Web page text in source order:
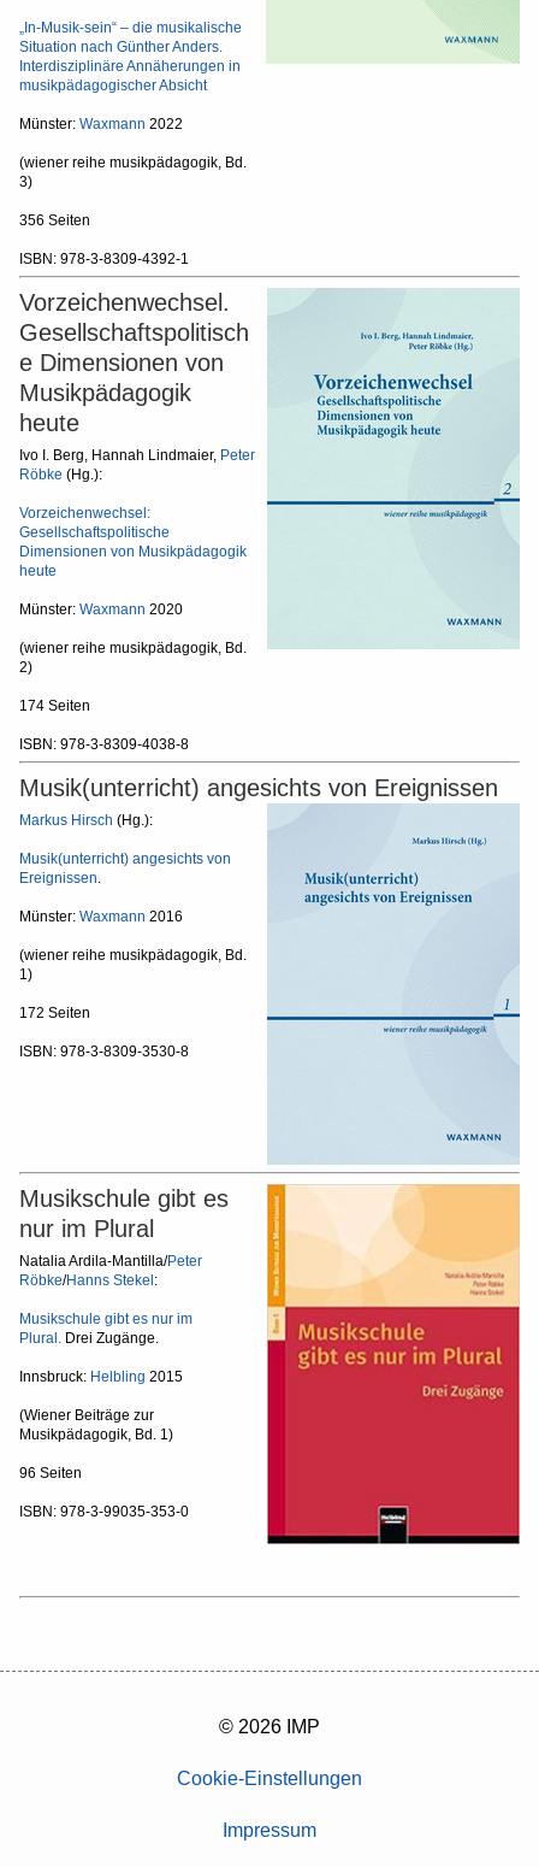
„In-Musik-sein“ – die musikalische
Situation nach Günther Anders.
Interdisziplinäre Annäherungen in
musikpädagogischer Absicht
Münster: Waxmann 2022
(wiener reihe musikpädagogik, Bd.
3)
356 Seiten
ISBN: 978-3-8309-4392-1
Vorzeichenwechsel.
Gesellschaftspolitisch
e Dimensionen von
Musikpädagogik
heute
Ivo I. Berg, Hannah Lindmaier, Peter
Röbke (Hg.):
Vorzeichenwechsel:
Gesellschaftspolitische
Dimensionen von Musikpädagogik
heute
Münster: Waxmann 2020
(wiener reihe musikpädagogik, Bd.
2)
174 Seiten
ISBN: 978-3-8309-4038-8
Musik(unterricht) angesichts von Ereignissen
Markus Hirsch (Hg.):
Musik(unterricht) angesichts von
Ereignissen.
Münster: Waxmann 2016
(wiener reihe musikpädagogik, Bd.
1)
172 Seiten
ISBN: 978-3-8309-3530-8
Musikschule gibt es
nur im Plural
Natalia Ardila-Mantilla/Peter
Röbke/Hanns Stekel :
Musikschule gibt es nur im
Plural. Drei Zugänge.
Innsbruck: Helbling 2015
(Wiener Beiträge zur
Musikpädagogik, Bd. 1)
96 Seiten
ISBN: 978-3-99035-353-0
© 2026 IMP
Cookie-Einstellungen
Impressum